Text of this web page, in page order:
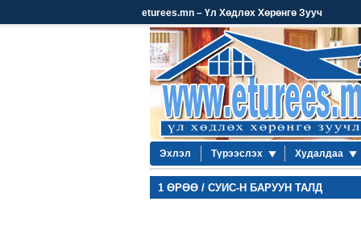
eturees.mn – Үл Хөдлөх Хөрөнгө Зууч
Эхлэл Түрээслэх Худалдаа
1 ӨРӨӨ / СУИС-Н БАРУУН ТАЛД